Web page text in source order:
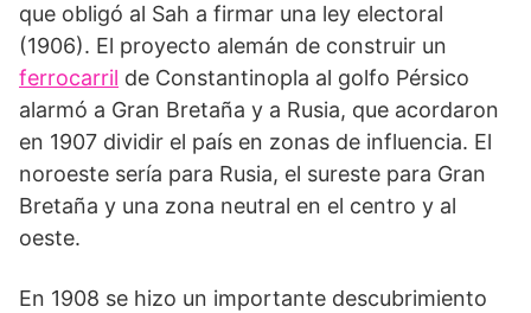
que obligó al Sah a firmar una ley electoral
(1906). El proyecto alemán de construir un
ferrocarril de Constantinopla al golfo Pérsico
alarmó a Gran Bretaña y a Rusia, que acordaron
en 1907 dividir el país en zonas de influencia. El
noroeste sería para Rusia, el sureste para Gran
Bretaña y una zona neutral en el centro y al
oeste.
En 1908 se hizo un importante descubrimiento